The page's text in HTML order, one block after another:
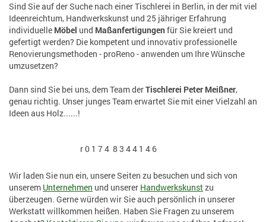
Sind Sie auf der Suche nach einer Tischlerei in Berlin, in der mit viel
Ideenreichtum, Handwerkskunst und 25 jähriger Erfahrung
individuelle Möbel und Maßanfertigungenfür Sie kreiert und
gefertigt werden? Die kompetent und innovativ professionelle
Renovierungsmethoden - proReno - anwenden um Ihre Wünsche
umzusetzen?
Dann sind Sie bei uns, dem Team derTischlerei Peter Meißner,
genau richtig. Unser junges Team erwartet Sie mit einer Vielzahl an
Ideen aus Holz......!
r 0 1 7 4 8 3 4 4 1 4 6
Wir laden Sie nun ein, unsere Seiten zu besuchen und sich von
unserem Unternehmen und unserer Handwerkskunstzu
überzeugen. Gerne würden wir Sie auch persönlich in unserer
Werkstatt willkommen heißen. Haben Sie Fragen zu unserem